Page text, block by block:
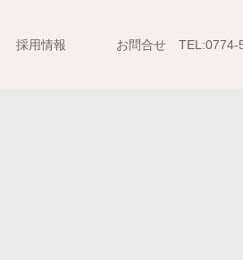
採用情報 お問合せ TEL:0774-